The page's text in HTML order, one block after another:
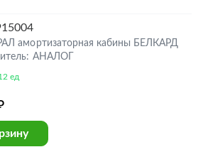
амортизаторная кабины БЕЛКАРД
АНАЛОГ
ед